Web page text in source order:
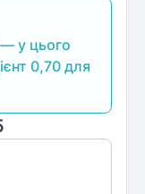
у цього
0,70 для